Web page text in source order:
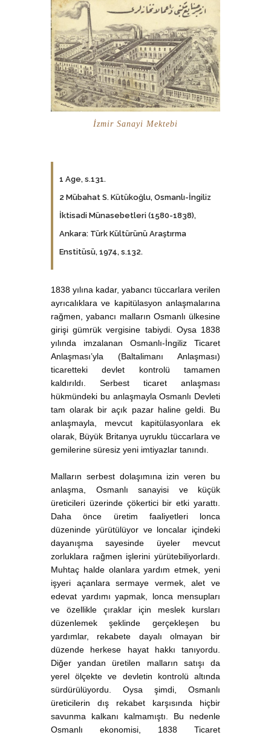
İzmir Sanayi Mektebi
1 Age, s.131.
2 Mübahat S. Kütükoğlu, Osmanlı-İngiliz
İktisadi Münasebetleri (1580-1838),
Ankara: Türk Kültürünü Araştırma
Enstitüsü, 1974, s.132.
1838 yılına kadar, yabancı tüccarlara verilen
ayrıcalıklara ve kapitülasyon anlaşmalarına
rağmen, yabancı malların Osmanlı ülkesine
girişi gümrük vergisine tabiydi. Oysa 1838
yılında imzalanan Osmanlı-İngiliz Ticaret
Anlaşması’yla (Baltalimanı Anlaşması)
ticaretteki devlet kontrolü tamamen
kaldırıldı. Serbest ticaret anlaşması
hükmündeki bu anlaşmayla Osmanlı Devleti
tam olarak bir açık pazar haline geldi. Bu
anlaşmayla, mevcut kapitülasyonlara ek
olarak, Büyük Britanya uyruklu tüccarlara ve
gemilerine süresiz yeni imtiyazlar tanındı.
Malların serbest dolaşımına izin veren bu
anlaşma, Osmanlı sanayisi ve küçük
üreticileri üzerinde çökertici bir etki yarattı.
Daha önce üretim faaliyetleri lonca
düzeninde yürütülüyor ve loncalar içindeki
dayanışma sayesinde üyeler mevcut
zorluklara rağmen işlerini yürütebiliyorlardı.
Muhtaç halde olanlara yardım etmek, yeni
işyeri açanlara sermaye vermek, alet ve
edevat yardımı yapmak, lonca mensupları
ve özellikle çıraklar için meslek kursları
düzenlemek şeklinde gerçekleşen bu
yardımlar, rekabete dayalı olmayan bir
düzende herkese hayat hakkı tanıyordu.
Diğer yandan üretilen malların satışı da
yerel ölçekte ve devletin kontrolü altında
sürdürülüyordu. Oysa şimdi, Osmanlı
üreticilerin dış rekabet karşısında hiçbir
savunma kalkanı kalmamıştı. Bu nedenle
Osmanlı ekonomisi, 1838 Ticaret